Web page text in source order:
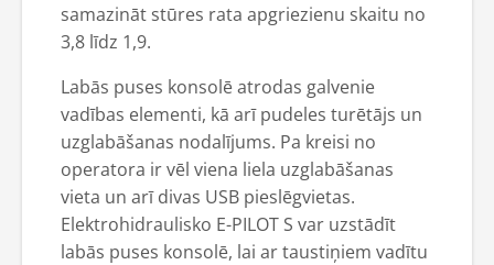
samazināt stūres rata apgriezienu skaitu no
3,8 līdz 1,9.
Labās puses konsolē atrodas galvenie
vadības elementi, kā arī pudeles turētājs un
uzglabāšanas nodalījums. Pa kreisi no
operatora ir vēl viena liela uzglabāšanas
vieta un arī divas USB pieslēgvietas.
Elektrohidraulisko E-PILOT S var uzstādīt
labās puses konsolē, lai ar taustiņiem vadītu